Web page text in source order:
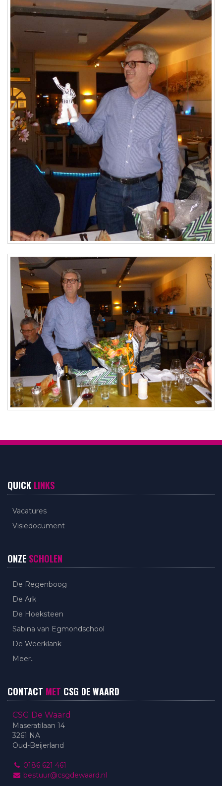
QUICK LINKS
Vacatures
Visiedocument
ONZE SCHOLEN
De Regenboog
De Ark
De Hoeksteen
Sabina van Egmondschool
De Weerklank
Meer..
CONTACT MET CSG DE WAARD
CSG De Waard
Maseratilaan 14
3261 NA
Oud-Beijerland
0186 621 461
bestuur@csgdewaard.nl